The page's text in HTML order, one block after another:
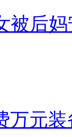
被后
万元